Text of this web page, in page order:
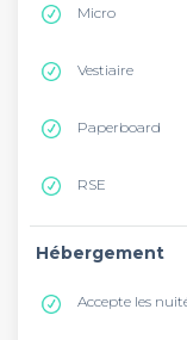
Micro
Vestiaire
Paperboard
RSE
Hébergement
Accepte les